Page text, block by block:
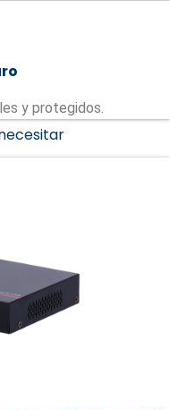
y protegidos.